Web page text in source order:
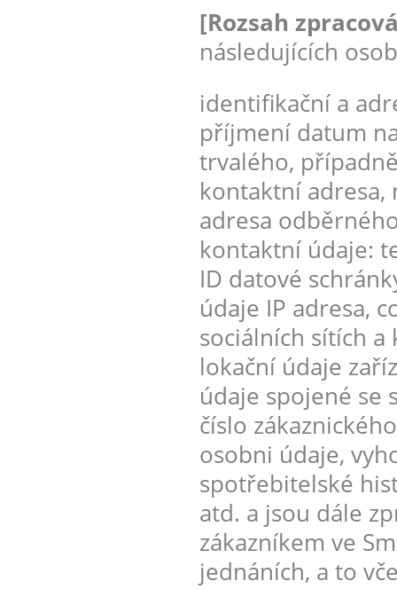
[Rozsah
následujících
identifikační a
příjmení datum
trvalého,
kontaktní adresa,
adresa
kontaktní údaje:
ID datové
údaje IP adresa,
sociálních sítích
lokační údaje
údaje spojené se
číslo
osobni údaje,
spotřebitelské
atd. a jsou dále
zákazníkem ve
jednáních, a to